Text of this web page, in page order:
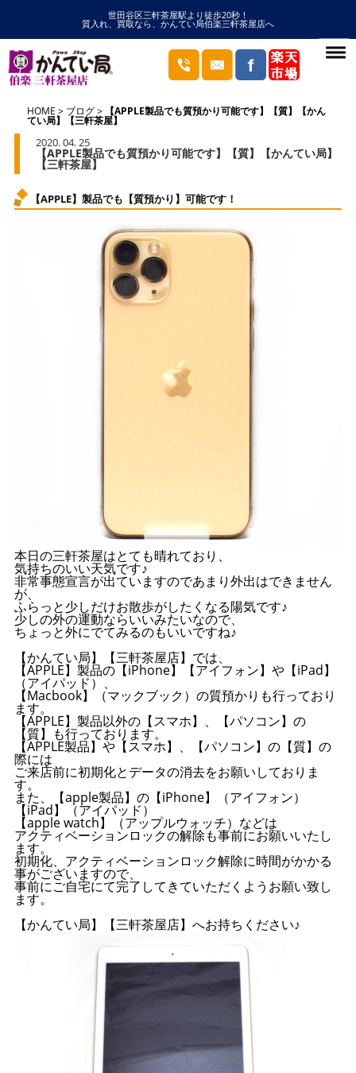
世田谷区三軒茶屋駅より徒歩20秒！
質入れ、買取なら、かんてい局伯楽三軒茶屋店へ
HOME ブログ 【APPLE製品でも質預かり可能です】【質】【かん
てい局】【三軒茶屋】
2020. 04. 25
【APPLE製品でも質預かり可能です】【質】【かんてい局】
【三軒茶屋】
【APPLE】製品でも【質預かり】可能です！
本日の三軒茶屋はとても晴れており、
気持ちのいい天気です♪
非常事態宣言が出ていますのであまり外出はできません
が、
ふらっと少しだけお散歩がしたくなる陽気です♪
少しの外の運動ならいいみたいなので、
ちょっと外にでてみるのもいいですね♪
【かんてい局】【三軒茶屋店】では、
【APPLE】製品の【iPhone】【アイフォン】や【iPad】
（アイパッド）、
【Macbook】（マックブック）の質預かりも行っており
ます。
【APPLE】製品以外の【スマホ】、【パソコン】の
【質】も行っております。
【APPLE製品】や【スマホ】、【パソコン】の【質】の
際には
ご来店前に初期化とデータの消去をお願いしておりま
す。
また、【apple製品】の【iPhone】（アイフォン）
【iPad】（アイパッド）
【apple watch】（アップルウォッチ）などは
アクティベーションロックの解除も事前にお願いいたし
ます。
初期化、アクティベーションロック解除に時間がかかる
事がございますので、
事前にご自宅にて完了してきていただくようお願い致し
ます。
【かんてい局】【三軒茶屋店】へお持ちください♪